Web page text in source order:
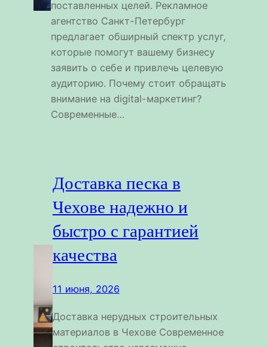
поставленных целей. Рекламное
агентство Санкт-Петербург
предлагает обширный спектр услуг,
которые помогут вашему бизнесу
заявить о себе и привлечь целевую
аудиторию. Почему стоит обращать
внимание на digital-маркетинг?
Современные…
Доставка песка в
Чехове надежно и
быстро с гарантией
качества
11 июня, 2026
Доставка нерудных строительных
материалов в Чехове Современное